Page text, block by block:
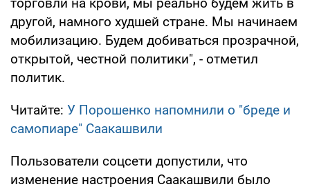
другой, намного худшей стране. Мы начинаем
мобилизацию. Будем добиваться прозрачной,
открытой, честной политики", - отметил
политик.
Читайте: У Порошенко напомнили о "бреде и
самопиаре" Саакашвили
Пользователи соцсети допустили, что
изменение настроения Саакашвили было